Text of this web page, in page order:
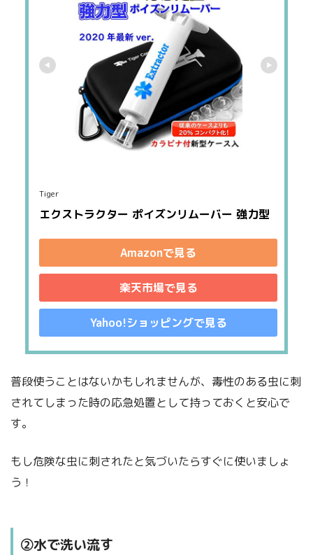
Tiger
エクストラクター ポイズンリムーバー 強力型
Amazonで見る
楽天市場で見る
Yahoo!ショッピングで見る
普段使うことはないかもしれませんが、毒性のある虫に刺
されてしまった時の応急処置として持っておくと安心で
す。
もし危険な虫に刺されたと気づいたらすぐに使いましょ
う！
②水で洗い流す